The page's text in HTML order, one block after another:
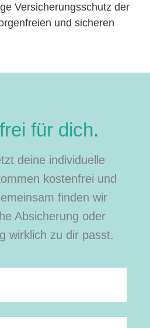
Versicherungsschutz der
und sicheren
für dich.
deine individuelle
kostenfrei und
finden wir
Absicherung oder
wirklich zu dir passt.